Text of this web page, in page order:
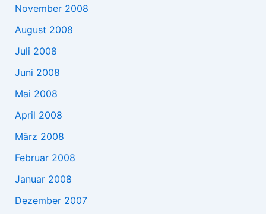
November 2008
August 2008
Juli 2008
Juni 2008
Mai 2008
April 2008
März 2008
Februar 2008
Januar 2008
Dezember 2007